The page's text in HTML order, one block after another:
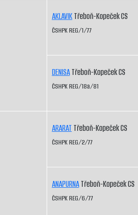
AKLAVIKTřeboň-Kopeček CS
ČSHPK REG/1/77
DENISATřeboň-Kopeček CS
ČSHPK REG/18a/81
ARARAT Třeboň-Kopeček CS
ČSHPK REG/2/77
ANAPURNATřeboň-Kopeček CS
ČSHPK REG/6/77